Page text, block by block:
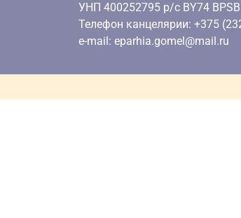
УНП 400252795 р/с BY74
Телефон канцелярии: +375
e-mail: eparhia.gomel@mail.ru